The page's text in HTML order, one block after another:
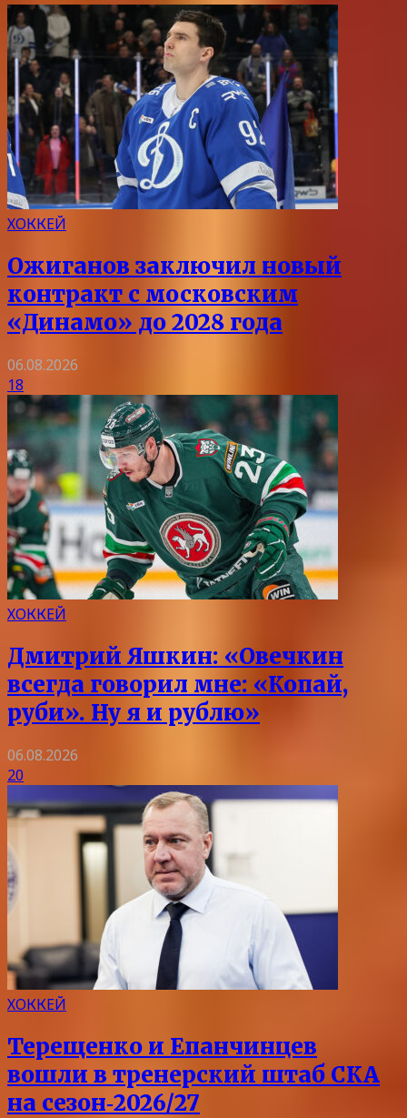
ХОККЕЙ
Ожиганов заключил новый
контракт с московским
«Динамо» до 2028 года
06.08.2026
18
ХОККЕЙ
Дмитрий Яшкин: «Овечкин
всегда говорил мне: «Копай,
руби». Ну я и рублю»
06.08.2026
20
ХОККЕЙ
Терещенко и Епанчинцев
вошли в тренерский штаб СКА
на сезон‑2026/27